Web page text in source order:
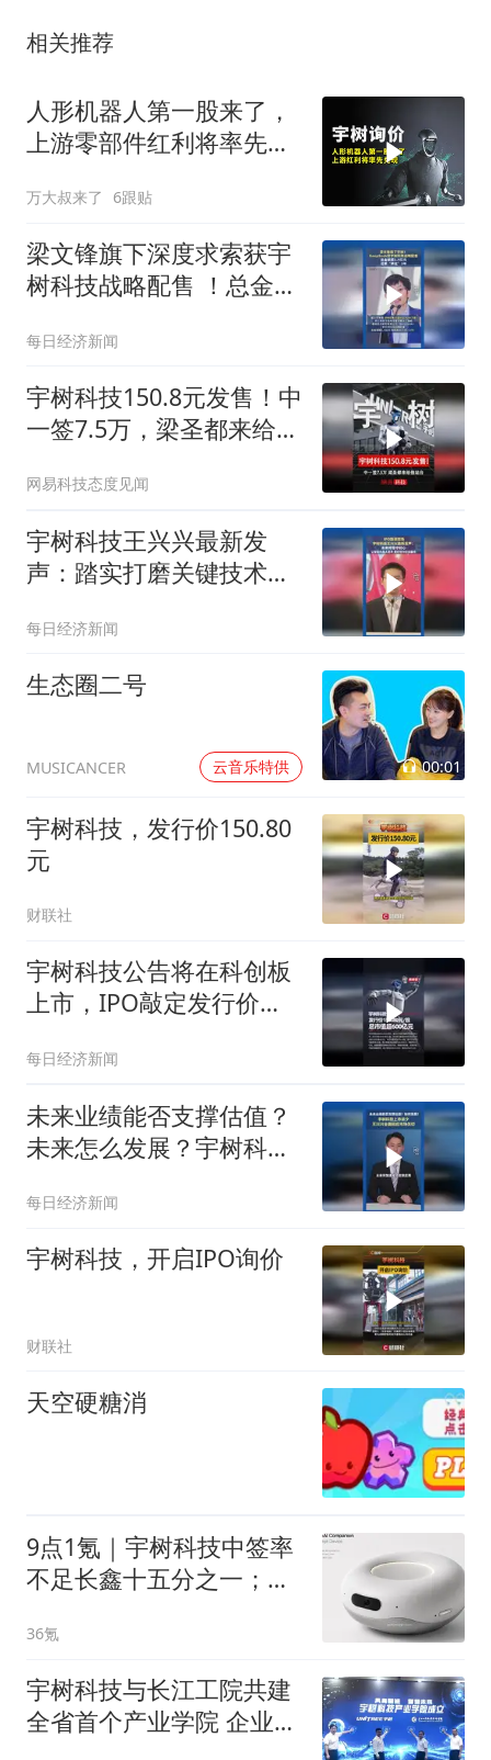
相关推荐
人形机器人第一股来了，
上游零部件红利将率先兑
万大叔来了 6跟贴
梁文锋旗下深度求索获宇
树科技战略配售 ！总金额
年
每日经济新闻
宇树科技150.8元发售！中
一签7.5万，梁圣都来给他
网易科技态度见闻
宇树科技王兴兴最新发
声：踏实打磨关键技术，
地为全社会服务
每日经济新闻
生态圈二号
MUSICANCER 云音乐特供 00:01
宇树科技，发行价150.80
元
财联社
宇树科技公告将在科创板
上市，IPO敲定发行价
超600亿元
每日经济新闻
未来业绩能否支撑估值？
未来怎么发展？宇树科技
应市场关切
每日经济新闻
宇树科技，开启IPO询价
财联社
天空硬糖消
9点1氪｜宇树科技中签率
不足长鑫十五分之一；东
改票；雪佛兰将停止在华
销售
36氪
宇树科技与长江工院共建
全省首个产业学院 企业负